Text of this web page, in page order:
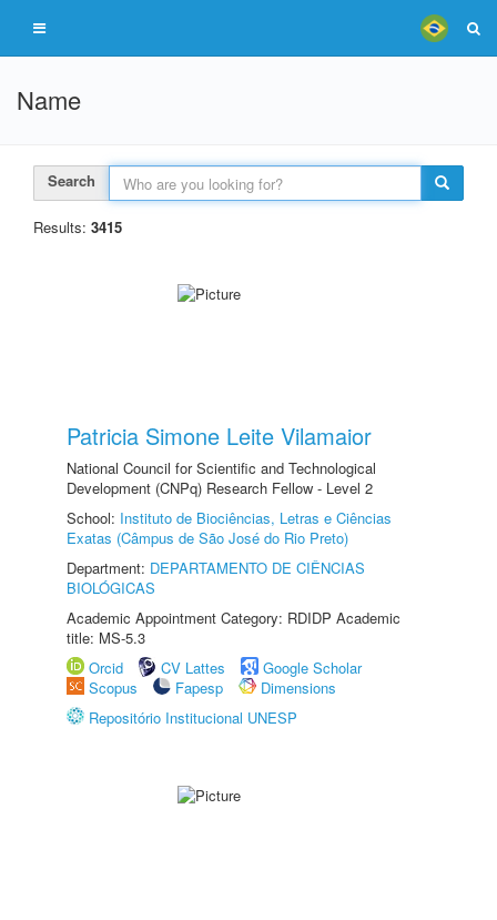
Name
Search
Results: 3415
Patricia Simone Leite Vilamaior
National Council for Scientific and Technological
Development (CNPq) Research Fellow - Level 2
School: Instituto de Biociências, Letras e Ciências
Exatas (Câmpus de São José do Rio Preto)
Department: DEPARTAMENTO DE CIÊNCIAS
BIOLÓGICAS
Academic Appointment Category: RDIDP Academic
title: MS-5.3
Orcid
CV Lattes
Google Scholar
Scopus
Fapesp
Dimensions
Repositório Institucional UNESP